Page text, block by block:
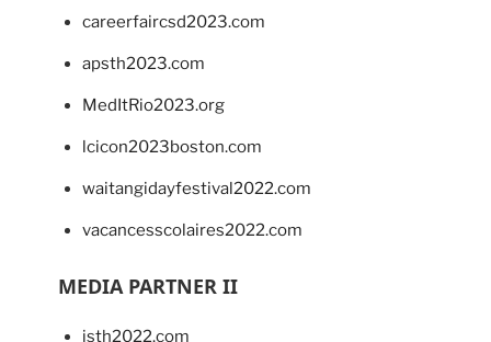
careerfaircsd2023.com
apsth2023.com
MedItRio2023.org
lcicon2023boston.com
waitangidayfestival2022.com
vacancesscolaires2022.com
MEDIA PARTNER II
isth2022.com